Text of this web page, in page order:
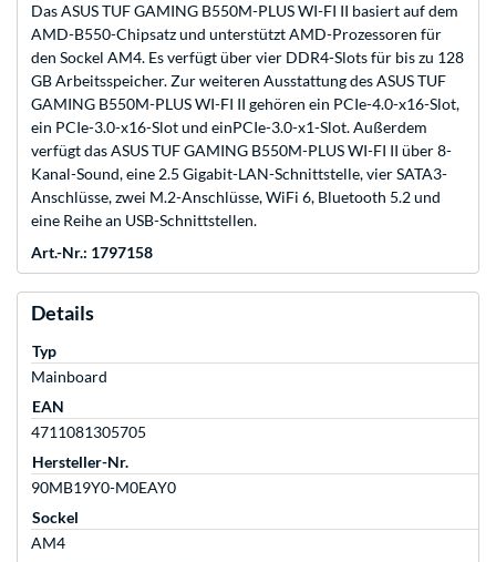
Das ASUS TUF GAMING B550M-PLUS WI-FI II basiert auf dem
AMD-B550-Chipsatz und unterstützt AMD-Prozessoren für
den Sockel AM4. Es verfügt über vier DDR4-Slots für bis zu 128
GB Arbeitsspeicher. Zur weiteren Ausstattung des ASUS TUF
GAMING B550M-PLUS WI-FI II gehören ein PCIe-4.0-x16-Slot,
ein PCIe-3.0-x16-Slot und einPCIe-3.0-x1-Slot. Außerdem
verfügt das ASUS TUF GAMING B550M-PLUS WI-FI II über 8-
Kanal-Sound, eine 2.5 Gigabit-LAN-Schnittstelle, vier SATA3-
Anschlüsse, zwei M.2-Anschlüsse, WiFi 6, Bluetooth 5.2 und
eine Reihe an USB-Schnittstellen.
Art.-Nr.: 1797158
Details
Typ
Mainboard
EAN
4711081305705
Hersteller-Nr.
90MB19Y0-M0EAY0
Sockel
AM4